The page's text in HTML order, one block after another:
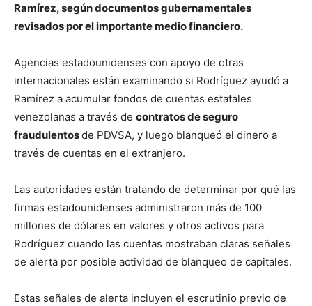
Ramírez, según documentos gubernamentales
revisados ​​por el importante medio financiero.
Agencias estadounidenses con apoyo de otras
internacionales están examinando si Rodríguez ayudó a
Ramírez a acumular fondos de cuentas estatales
venezolanas a través de contratos de seguro
fraudulentosde PDVSA, y luego blanqueó el dinero a
través de cuentas en el extranjero.
Las autoridades están tratando de determinar por qué las
firmas estadounidenses administraron más de 100
millones de dólares en valores y otros activos para
Rodríguez cuando las cuentas mostraban claras señales
de alerta por posible actividad de blanqueo de capitales.
Estas señales de alerta incluyen el escrutinio previo de